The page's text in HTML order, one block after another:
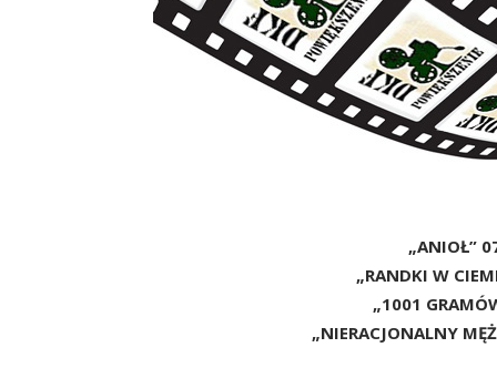
„ANIOŁ”
„RANDKI W
„1001
„NIERACJONALNY